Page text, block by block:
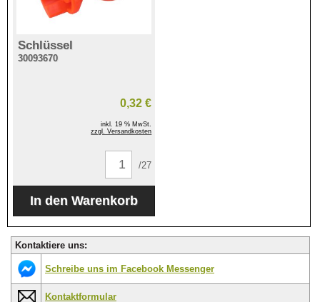
Schlüssel
30093670
0,32 €
inkl. 19 % MwSt.
zzgl. Versandkosten
/27
Kontaktiere uns:
Schreibe uns im Facebook Messenger
Kontaktformular